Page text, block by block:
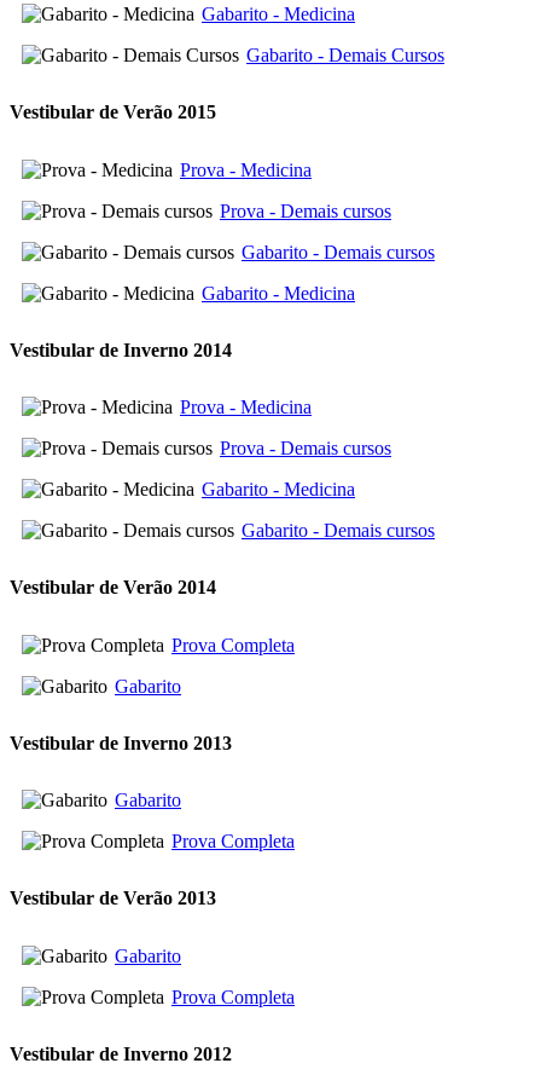
Gabarito - Medicina
Gabarito - Demais Cursos
Vestibular de Verão 2015
Prova - Medicina
Prova - Demais cursos
Gabarito - Demais cursos
Gabarito - Medicina
Vestibular de Inverno 2014
Prova - Medicina
Prova - Demais cursos
Gabarito - Medicina
Gabarito - Demais cursos
Vestibular de Verão 2014
Prova Completa
Gabarito
Vestibular de Inverno 2013
Gabarito
Prova Completa
Vestibular de Verão 2013
Gabarito
Prova Completa
Vestibular de Inverno 2012